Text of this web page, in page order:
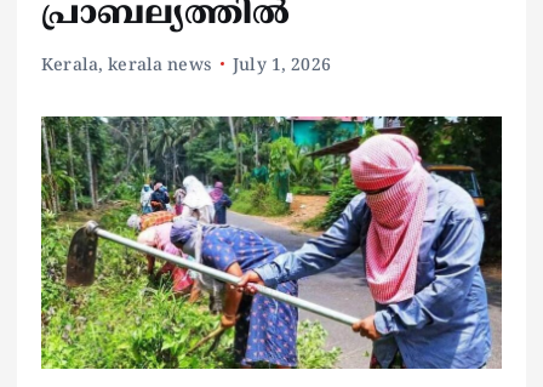
പ്രാബല്യത്തിൽ
Kerala,kerala news July 1, 2026